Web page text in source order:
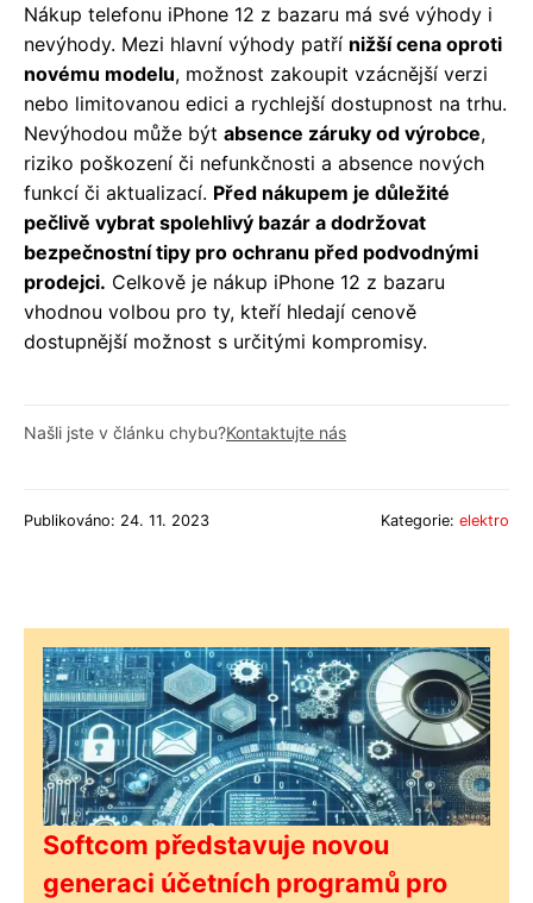
Nákup telefonu iPhone 12 z bazaru má své výhody i
nevýhody. Mezi hlavní výhody patří nižší cena oproti
novému modelu, možnost zakoupit vzácnější verzi
nebo limitovanou edici a rychlejší dostupnost na trhu.
Nevýhodou může být absence záruky od výrobce,
riziko poškození či nefunkčnosti a absence nových
funkcí či aktualizací. Před nákupem je důležité
pečlivě vybrat spolehlivý bazár a dodržovat
bezpečnostní tipy pro ochranu před podvodnými
prodejci. Celkově je nákup iPhone 12 z bazaru
vhodnou volbou pro ty, kteří hledají cenově
dostupnější možnost s určitými kompromisy.
Našli jste v článku chybu?Kontaktujte nás
Publikováno: 24. 11. 2023 Kategorie: elektro
Softcom představuje novou
generaci účetních programů pro